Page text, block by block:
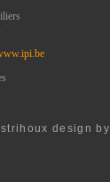
design by